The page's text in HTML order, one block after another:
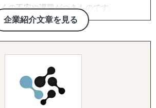
ンツ制作
サポート
業マッチング(出島での小規模ニーズに
由で対応。「まず1〜2社、現地候補と
スポットご相談から承ります。
対応(月額8万円〜のGEO/EOR)
企業紹介文章を見る
の不安や課題がつきものです。
を確保すればよいのか」
社に適しているのか」
注意点は何か」
企業様から、このようなお悩みを数多